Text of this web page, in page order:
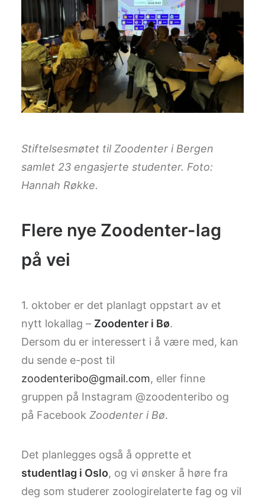
Stiftelsesmøtet til Zoodenter i Bergen
samlet 23 engasjerte studenter. Foto:
Hannah Røkke.
Flere nye Zoodenter-lag
på vei
1. oktober er det planlagt oppstart av et
nytt lokallag – Zoodenter i Bø.
Dersom du er interessert i å være med, kan
du sende e-post til
zoodenteribo@gmail.com, eller finne
gruppen på Instagram @zoodenteribo og
på Facebook Zoodenter i Bø.
Det planlegges også å opprette et
studentlag i Oslo, og vi ønsker å høre fra
deg som studerer zoologirelaterte fag og vil